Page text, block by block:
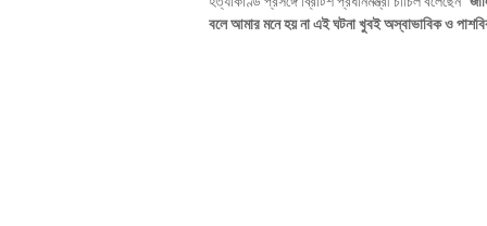
বলে আমার মনে হয় না এই ঘটনা খুবই অস্বাভাবিক ও